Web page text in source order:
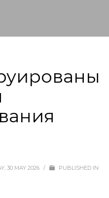
30 MAY 2026 /
PUBLISHED IN